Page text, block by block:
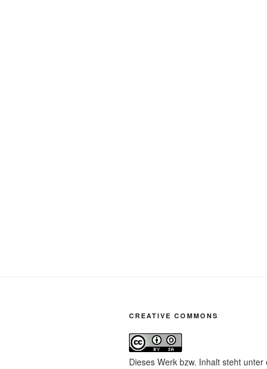
CREATIVE COMMONS
Dieses Werk bzw. Inhalt steht unter